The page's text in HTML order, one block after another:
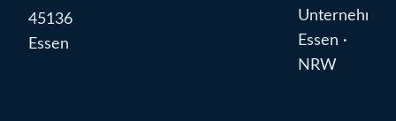
45136
Essen
Essen ·
NRW